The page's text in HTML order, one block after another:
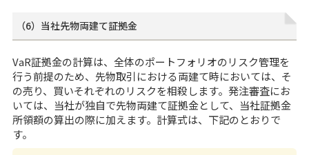
（6）当社先物両建て証拠金
VaR証拠金の計算は、全体のポートフォリオのリスク管理を
行う前提のため、先物取引における両建て時においては、そ
の売り、買いそれぞれのリスクを相殺します。発注審査にお
いては、当社が独自で先物両建て証拠金として、当社証拠金
所領額の算出の際に加えます。計算式は、下記のとおりで
す。